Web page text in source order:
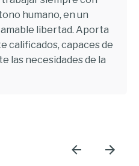
humano, en un
libertad. Aporta
calificados, capaces de
las necesidades de la